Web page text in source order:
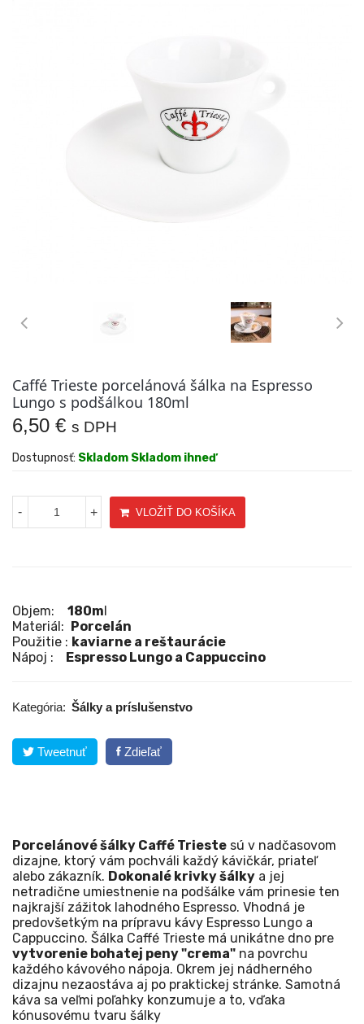
Caffé Trieste porcelánová šálka na Espresso
Lungo s podšálkou 180ml
6,50 € s DPH
Dostupnosť: Skladom Skladom ihneď
- + VLOŽIŤ DO KOŠÍKA
Objem: 180ml
Materiál: Porcelán
Použitie : kaviarne a reštaurácie
Nápoj :
Espresso Lungo a Cappuccino
Kategória: Šálky a príslušenstvo
Tweetnuť Zdieľať
Porcelánové šálky Caffé Trieste sú v nadčasovom
dizajne, ktorý vám pochváli každý kávičkár, priateľ
alebo zákazník. Dokonalé krivky šálky a jej
netradične umiestnenie na podšálke vám prinesie ten
najkrajší zážitok lahodného Espresso. Vhodná je
predovšetkým na prípravu kávy Espresso Lungo a
Cappuccino. Šálka Caffé Trieste má unikátne dno pre
vytvorenie bohatej peny "crema" na povrchu
každého kávového nápoja. Okrem jej nádherného
dizajnu nezaostáva aj po praktickej stránke. Samotná
káva sa veľmi poľahky konzumuje a to, vďaka
kónusovému tvaru šálky